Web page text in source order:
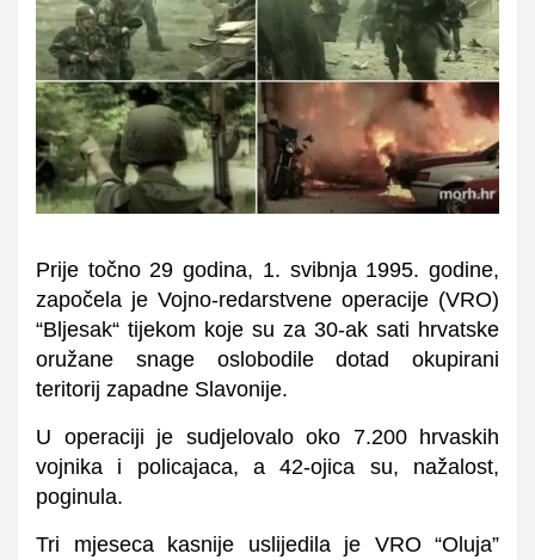
Prije točno 29 godina, 1. svibnja 1995. godine,
započela je Vojno-redarstvene operacije (VRO)
“Bljesak“ tijekom koje su za 30-ak sati hrvatske
oružane snage oslobodile dotad okupirani
teritorij zapadne Slavonije.
U operaciji je sudjelovalo oko 7.200 hrvaskih
vojnika i policajaca, a 42-ojica su, nažalost,
poginula.
Tri mjeseca kasnije uslijedila je VRO “Oluja”